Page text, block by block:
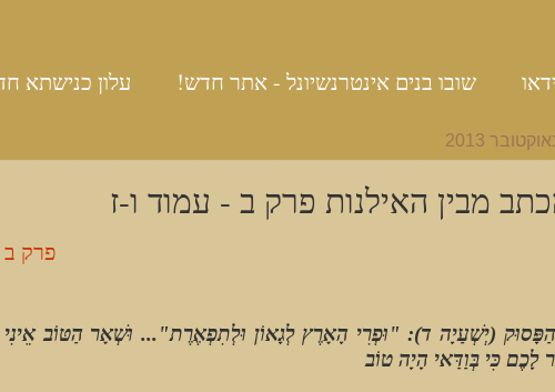
שובו בנים אינטרנשיונל - אתר חדש!
עלון כנישתא
מבין האילנות פרק ב - עמוד ו-ז
פרק ב
הַפָּסוּק (יְשְׁעַיָה ד): "וּפְרִי הָאָרֶץ לְגָאוֹן וּלְתִפְאֶרֶת"... וּשְׁאָר הַטּוֹב אֵינִי
לָכֶם כִּי בְּוַדַּאי הָיָה טוֹב